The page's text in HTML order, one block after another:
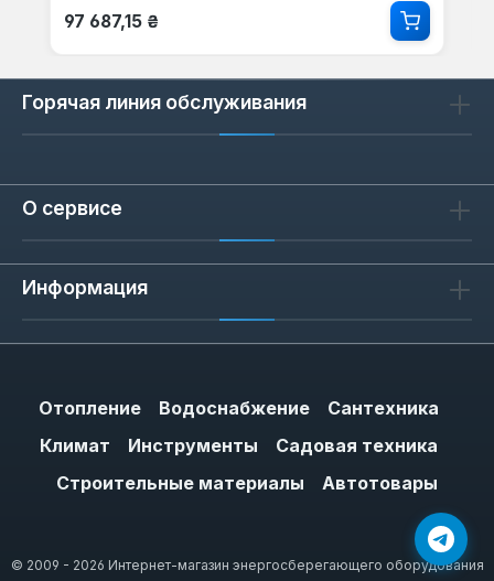
Обычная цена:
97 687,15 ₴
Горячая линия обслуживания
О сервисе
Информация
Отопление Водоснабжение
Сантехника
Климат
Инструменты
Садовая техника
Строительные материалы
Автотовары
© 2009 - 2026 Интернет-магазин энергосберегающего оборудования